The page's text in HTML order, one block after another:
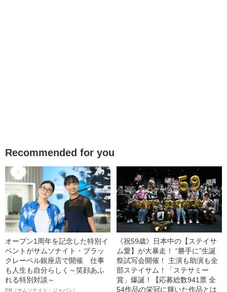
Recommended for you
オープン1周年を記念した特別イ
ベントがサムソナイト・ブラッ
クレーベル銀座店で開催 仕事
も人生も自分らしく～笑顔あふ
れる特別対談～
PR（サムソナイト・ジャパン）
《祝59歳》日本中の【ステイサ
ム愛】が大暴走！ “勝手に”生誕
祭試写会開催！ 主演も助演も全
部ステイサム！「ステサミー
賞」爆誕！【応募総数941票 全
54作品の栄冠に輝いた作品とは